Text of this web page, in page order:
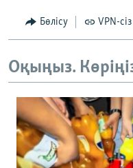
Бөлісу VPN-
Оқыңыз.